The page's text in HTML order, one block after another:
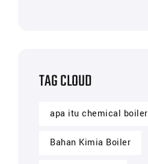
TAG CLOUD
apa itu chemical boiler
Bahan Kimia Boiler